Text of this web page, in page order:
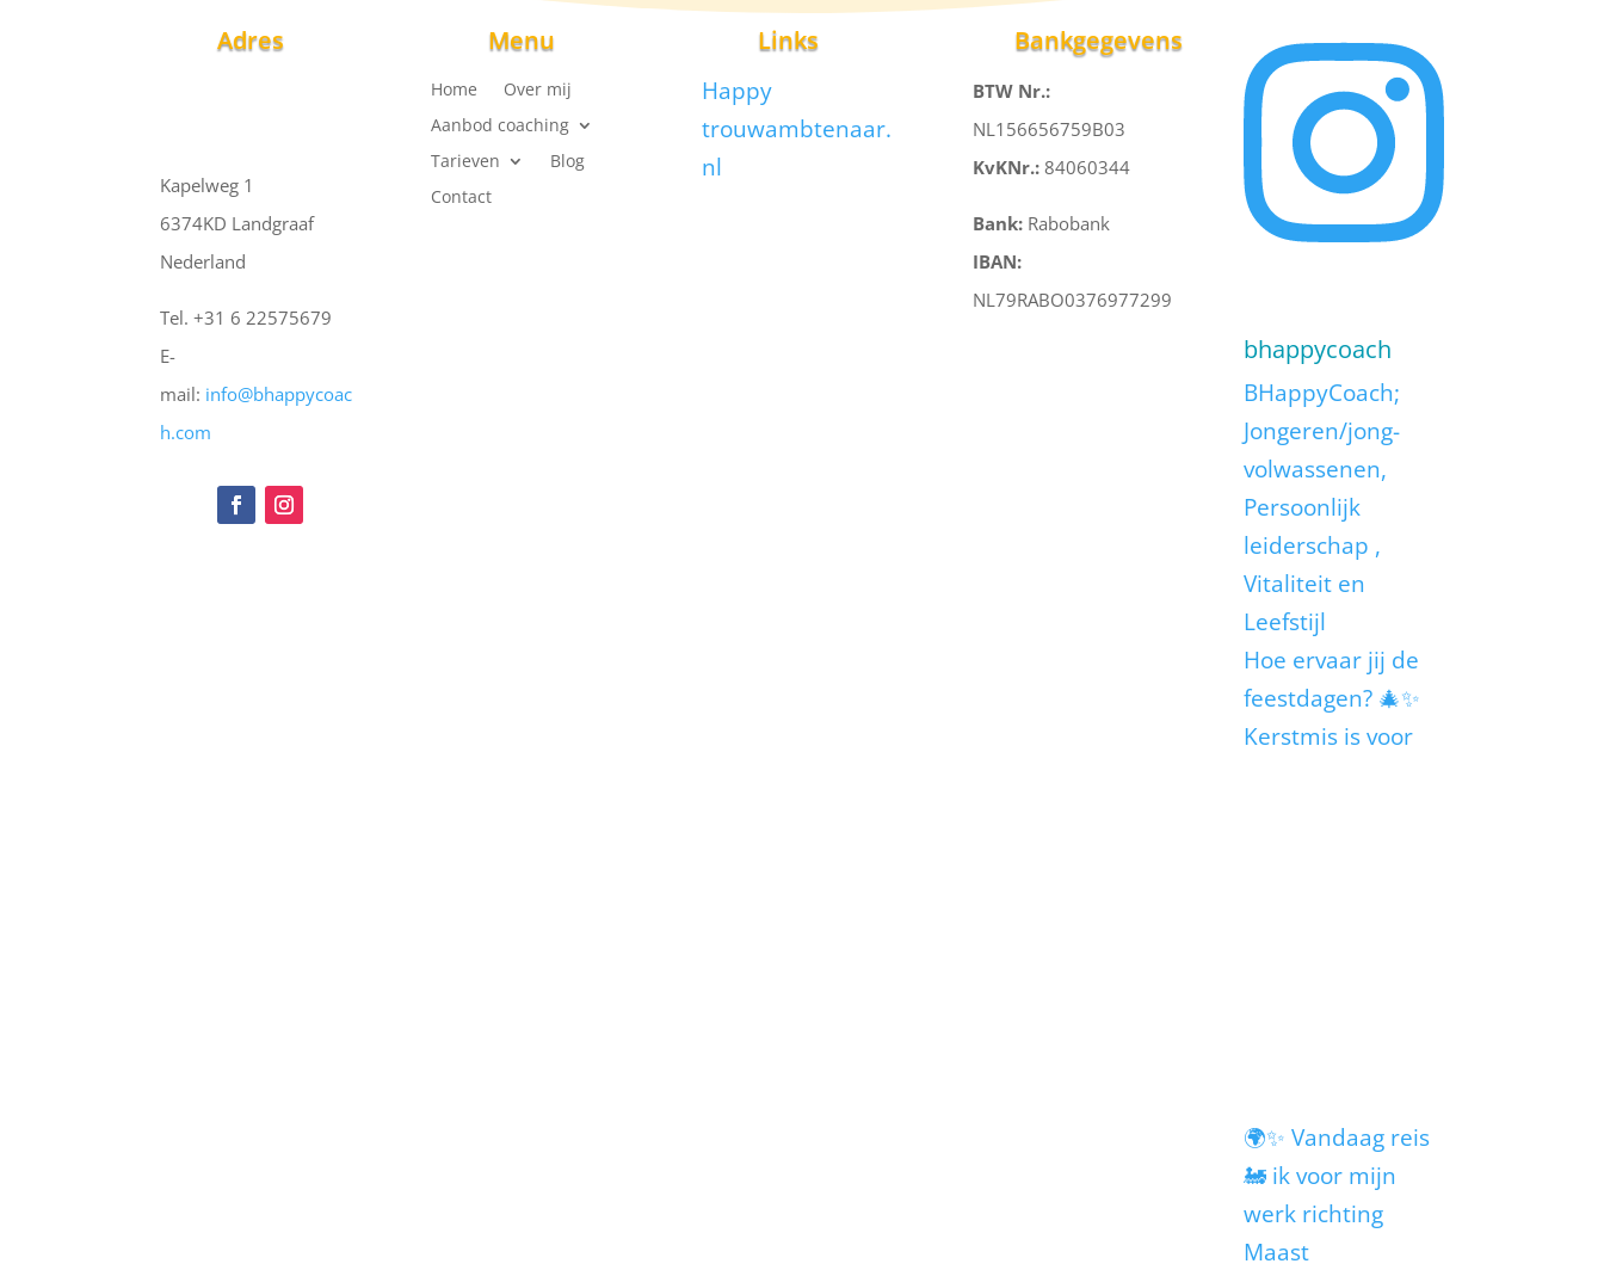
Adres
Kapelweg 1
6374KD Landgraaf
Nederland
Tel. +31 6 22575679
E-
mail: info@bhappycoac
h.com
Menu
Home
Over mij
Aanbod coaching
Tarieven
Blog
Contact
Links
Happy
trouwambtenaar.
nl
Bankgegevens
BTW Nr.:
NL156656759B03
KvKNr.:84060344
Bank:Rabobank
IBAN:
NL79RABO0376977299
bhappycoach
BHappyCoach;
Jongeren/jong-
volwassenen,
Persoonlijk
leiderschap ,
Vitaliteit en
Leefstijl
Hoe ervaar jij de
feestdagen? 🎄✨
Kerstmis is voor
🌍✨ Vandaag reis
🚂 ik voor mijn
werk richting
Maast